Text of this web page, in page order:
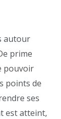
autour
prime
pouvoir
points de
ses
est atteint,